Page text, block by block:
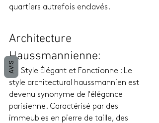
quartiers autrefois enclavés.
Architecture
Haussmannienne:
Un Style Élégant et Fonctionnel: Le
style architectural haussmannien est
devenu synonyme de l'élégance
parisienne. Caractérisé par des
immeubles en pierre de taille, des
AVIS